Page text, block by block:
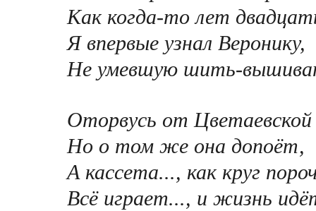
Как когда-то лет
Я впервые узнал Веронику,
Не умевшую шить-
Оторвусь от
Но о том же она допоёт,
А кассета..., как круг
Всё играет..., и жизнь